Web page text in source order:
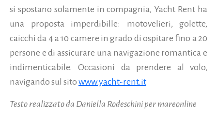
si spostano solamente in compagnia, Yacht Rent ha
una proposta imperdibille: motovelieri, golette,
caicchi da 4 a 10 camere in grado di ospitare fino a 20
persone e di assicurare una navigazione romantica e
indimenticabile. Occasioni da prendere al volo,
navigando sul sito www.yacht-rent.it
Testo realizzato da Daniella Rodeschini per mareonline